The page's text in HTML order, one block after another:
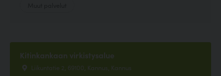
Kitinkankaan virkistysalue
Liikuntatie 2, 69100, Kannus, Kannus